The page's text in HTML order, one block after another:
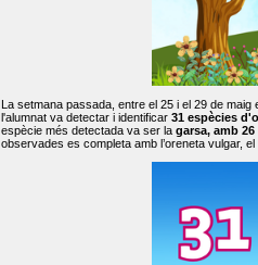
La setmana passada, entre el 25 i el 29 de
l'alumnat va detectar i identificar 31 espècies
espècie més detectada va ser la garsa, amb
observades es completa amb l’oreneta vulgar,